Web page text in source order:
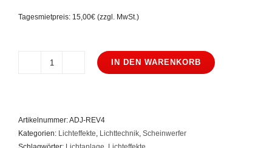
Tagesmietpreis: 15,00€ (zzgl. MwSt.)
American
Moonflower
Menge
IN DEN WARENKORB
Artikelnummer:ADJ-REV4
Kategorien: Lichteffekte, Lichttechnik, Scheinwerfer